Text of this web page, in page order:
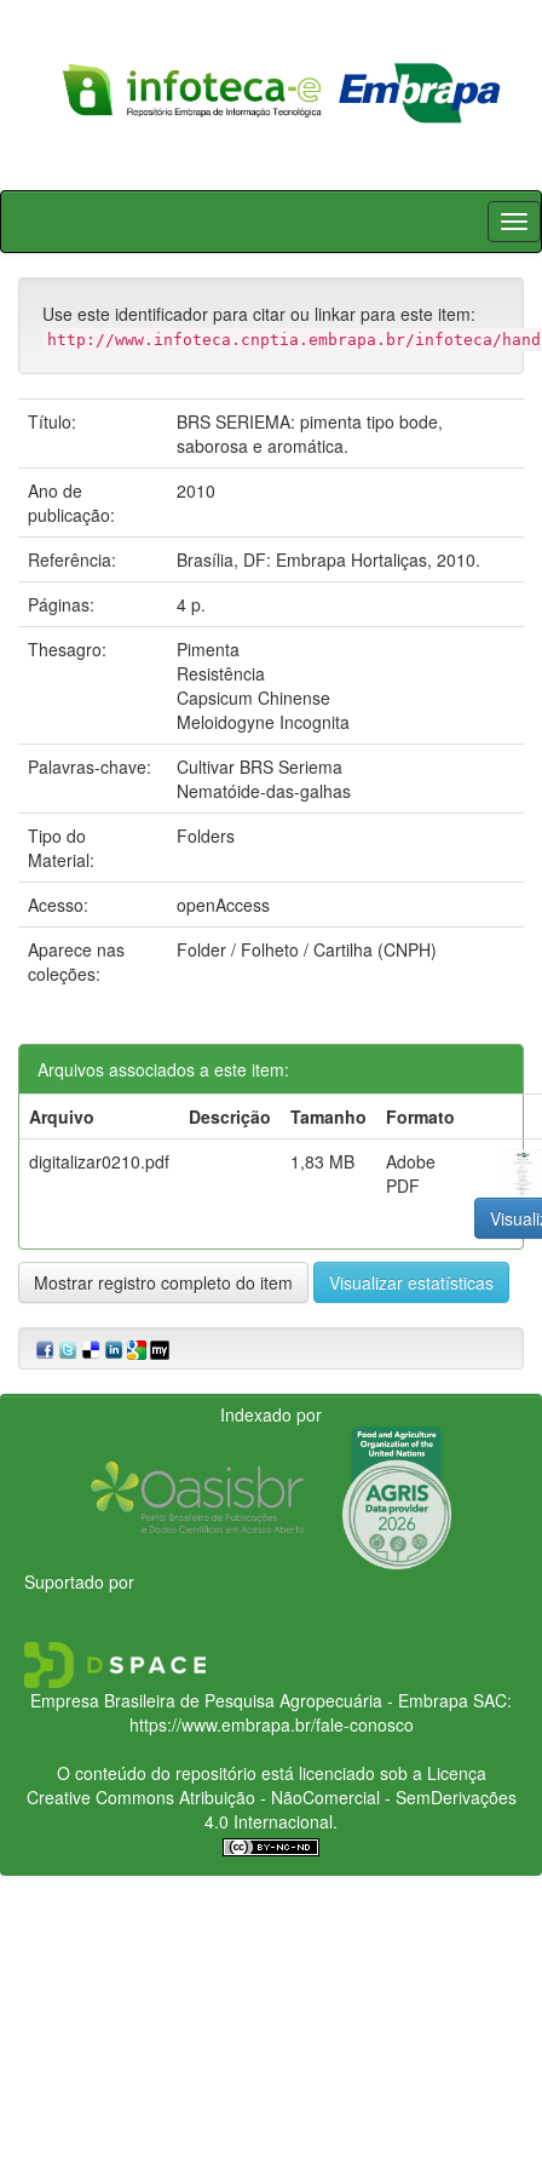
Skip
Use este identificador para citar ou linkar para este item:
http://www.infoteca.cnptia.embrapa.br/infoteca/
Título:
BRS SERIEMA: pimenta tipo bode,
saborosa e aromática.
Ano de
publicação:
2010
Referência:
Brasília, DF: Embrapa Hortaliças, 2010.
Páginas:
4 p.
Thesagro:
Pimenta
Resistência
Capsicum Chinense
Meloidogyne Incognita
Palavras-chave:
Cultivar BRS Seriema
Nematóide-das-galhas
Tipo do
Material:
Folders
Acesso:
openAccess
Aparece nas
coleções:
Folder / Folheto / Cartilha (CNPH)
Arquivos associados a este item:
Arquivo
Descrição Tamanho
Formato
digitalizar0210.pdf
1,83 MB
Adobe
PDF
Mostrar registro completo do item Visualizar estatísticas
Indexado por
Suportado por
Empresa Brasileira de Pesquisa Agropecuária - Embrapa SAC:
https://www.embrapa.br/fale-conosco
O conteúdo do repositório está licenciado sob a Licença
Creative CommonsAtribuição - NãoComercial - SemDerivações
4.0 Internacional.